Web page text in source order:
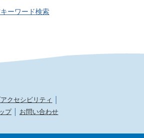
ーワード検索
クセシビリティ
プ お問い合わせ